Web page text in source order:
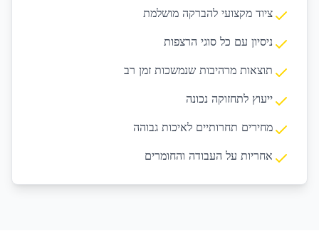
ציוד מקצועי להברקה מושלמת
ניסיון עם כל סוגי הרצפות
תוצאות מרהיבות שנמשכות זמן רב
ייעוץ לתחזוקה נכונה
מחירים תחרותיים לאיכות גבוהה
אחריות על העבודה והחומרים